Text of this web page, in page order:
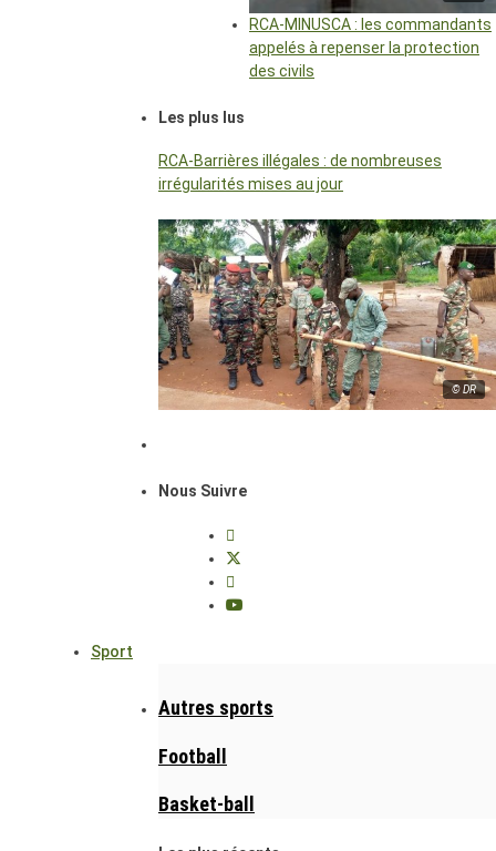
RCA-MINUSCA : les commandants
appelés à repenser la protection
des civils
Les plus lus
RCA-Barrières illégales : de nombreuses
irrégularités mises au jour
© DR
Nous Suivre
Sport
Autres sports
Football
Basket-ball